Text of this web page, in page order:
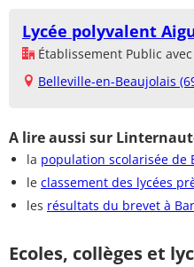
Lycée polyvalent
Établissement Public
Belleville-en-Beaujolais
A lire aussi sur
la population scolarisée de
le classement des lycées
les résultats du brevet à
Ecoles, collèges et